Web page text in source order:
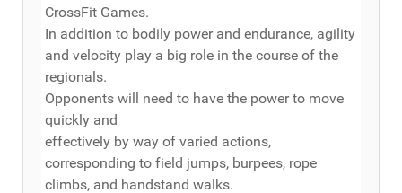
CrossFit Games.
In addition to bodily power and endurance, agility
and velocity play a big role in the course of the
regionals.
Opponents will need to have the power to move
quickly and
effectively by way of varied actions,
corresponding to field jumps, burpees, rope
climbs, and handstand walks.